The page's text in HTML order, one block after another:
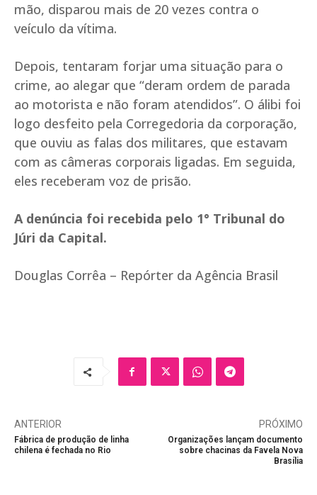
mão, disparou mais de 20 vezes contra o
veículo da vítima.
Depois, tentaram forjar uma situação para o
crime, ao alegar que “deram ordem de parada
ao motorista e não foram atendidos”. O álibi foi
logo desfeito pela Corregedoria da corporação,
que ouviu as falas dos militares, que estavam
com as câmeras corporais ligadas. Em seguida,
eles receberam voz de prisão.
A denúncia foi recebida pelo 1° Tribunal do
Júri da Capital.
Douglas Corrêa – Repórter da Agência Brasil
ANTERIOR
Fábrica de produção de linha
chilena é fechada no Rio
PRÓXIMO
Organizações lançam documento
sobre chacinas da Favela Nova
Brasília